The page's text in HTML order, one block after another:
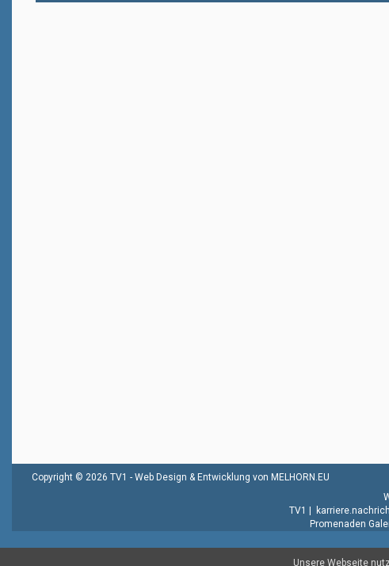
Unsere Webseite
Copyright © 2026 TV1 - Web Design & Entwicklung von MELHORN.EU
TV1 |
Promenaden